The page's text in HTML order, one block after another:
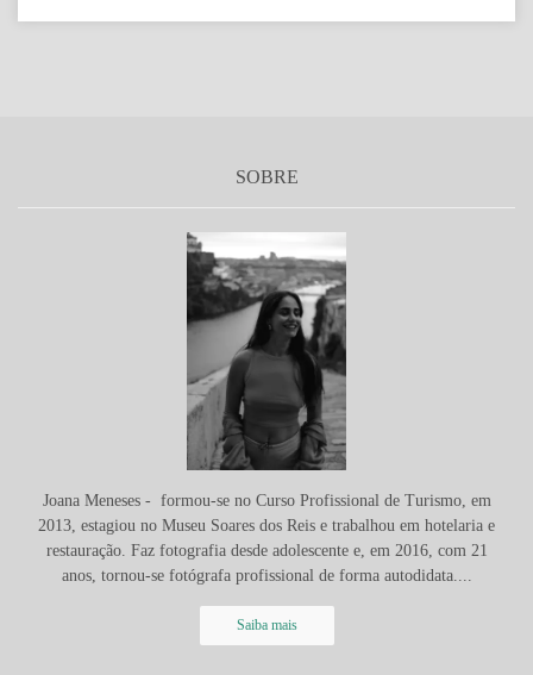
SOBRE
Joana Meneses - formou-se no Curso Profissional de Turismo, em
2013, estagiou no Museu Soares dos Reis e trabalhou em hotelaria e
restauração. Faz fotografia desde adolescente e, em 2016, com 21
anos, tornou-se fotógrafa profissional de forma autodidata....
Saiba mais